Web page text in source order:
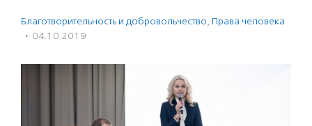
Благотвори­тель­ность и доброволь­чест­во, Права человека
· 04.10.2019